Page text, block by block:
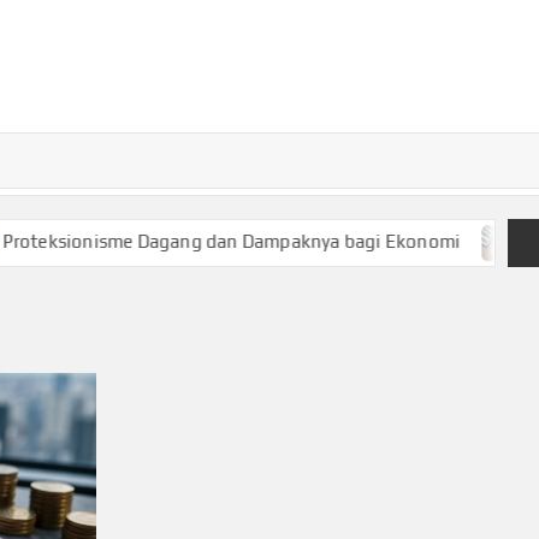
Dagang dan Dampaknya bagi Ekonomi